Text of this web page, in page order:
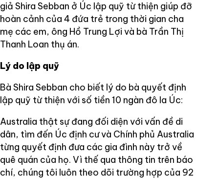
giả Shira Sebban ở Úc lập quỹ từ thiện giúp đỡ
hoàn cảnh của 4 đứa trẻ trong thời gian cha
mẹ các em, ông Hồ Trung Lợi và bà Trần Thị
Thanh Loan thụ án.
Lý do lập quỹ
Bà Shira Sebban cho biết lý do bà quyết định
lập quỹ từ thiện với số tiền 10 ngàn đô la Úc:
Australia thật sự đang đối diện với vấn đề di
dân, tìm đến Úc định cư và Chính phủ Australia
từng quyết định đưa các gia đình này trở về
quê quán của họ. Vì thế qua thông tin trên báo
chí, chúng tôi luôn theo dõi trường hợp của 92